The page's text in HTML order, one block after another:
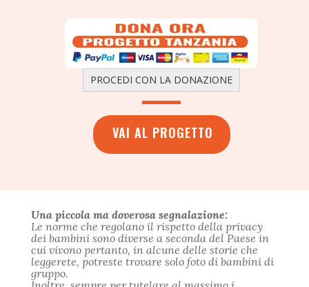
PROCEDI CON LA DONAZIONE
VAI AL PROGETTO
Una piccola ma doverosa segnalazione:
Le norme che regolano il rispetto della privacy
dei bambini sono diverse a seconda del Paese in
cui vivono pertanto, in alcune delle storie che
leggerete, potreste trovare solo foto di bambini di
gruppo.